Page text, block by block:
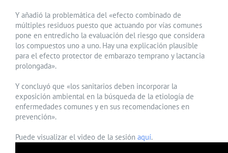
Y añadió la problemática del «efecto combinado de
múltiples residuos puesto que actuando por vías comunes
pone en entredicho la evaluación del riesgo que considera
los compuestos uno a uno. Hay una explicación plausible
para el efecto protector de embarazo temprano y lactancia
prolongada».
Y concluyó que «los sanitarios deben incorporar la
exposición ambiental en la búsqueda de la etiología de
enfermedades comunes y en sus recomendaciones en
prevención».
Puede visualizar el video de la sesión aquí.